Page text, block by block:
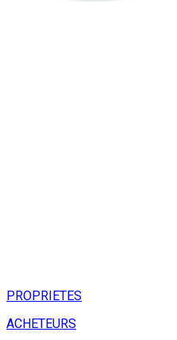
PROPRIETES
ACHETEURS